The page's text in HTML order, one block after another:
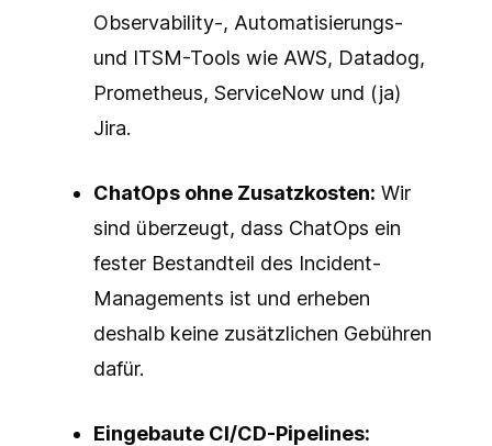
Observability-, Automatisierungs-
und ITSM-Tools wie AWS, Datadog,
Prometheus, ServiceNow und (ja)
Jira.
ChatOps ohne Zusatzkosten: Wir
sind überzeugt, dass ChatOps ein
fester Bestandteil des Incident-
Managements ist und erheben
deshalb keine zusätzlichen Gebühren
dafür.
Eingebaute CI/CD-Pipelines: